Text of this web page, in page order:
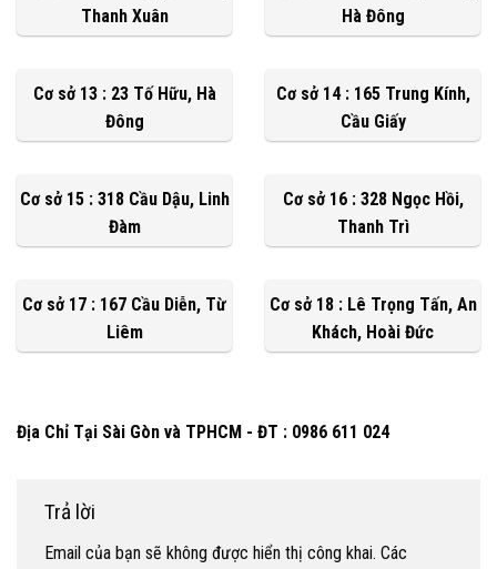
Thanh Xuân
Hà Đông
Cơ sở 13 : 23 Tố Hữu, Hà
Đông
Cơ sở 14 : 165 Trung Kính,
Cầu Giấy
Cơ sở 15 : 318 Cầu Dậu, Linh
Đàm
Cơ sở 16 : 328 Ngọc Hồi,
Thanh Trì
Cơ sở 17 : 167 Cầu Diễn, Từ
Liêm
Cơ sở 18 : Lê Trọng Tấn, An
Khách, Hoài Đức
Địa Chỉ Tại Sài Gòn và TPHCM - ĐT : 0986 611 024
Trả lời
Email của bạn sẽ không được hiển thị công khai. Các